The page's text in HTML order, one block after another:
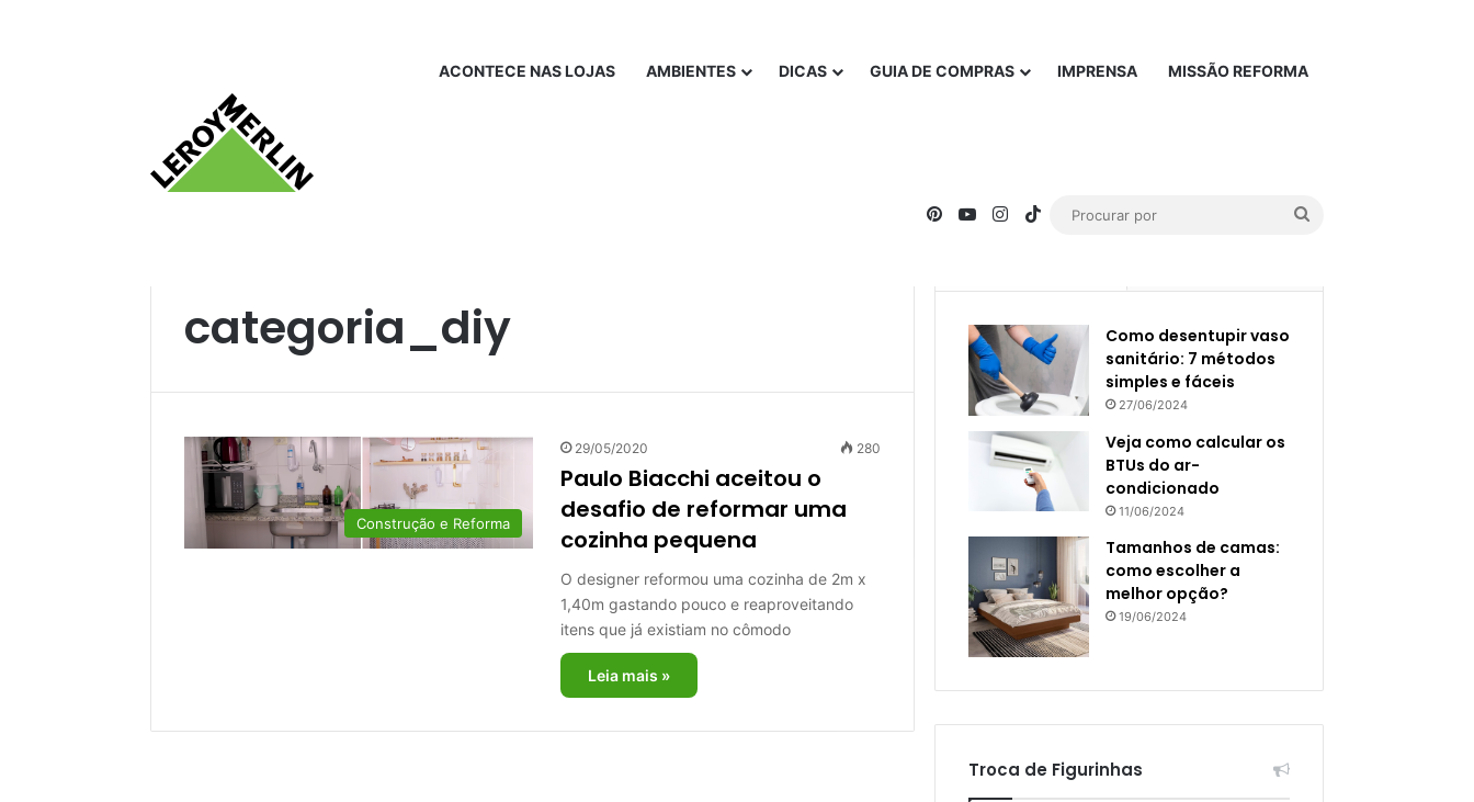
ACONTECE NAS LOJAS AMBIENTES DICAS GUIA DE COMPRAS IMPRENSA MISSÃO REFORMA
PinterestYouTubeInstagram
TikTok
categoria_diy
Construção e Reforma
29/05/2020 280
Paulo Biacchi aceitou o
desafio de reformar uma
cozinha pequena
O designer reformou uma cozinha de 2m x
1,40m gastando pouco e reaproveitando
itens que já existiam no cômodo
Leia mais »
Como desentupir vaso
sanitário: 7 métodos
simples e fáceis
27/06/2024
Veja como calcular os
BTUs do ar-
condicionado
11/06/2024
Tamanhos de camas:
como escolher a
melhor opção?
19/06/2024
Troca de Figurinhas